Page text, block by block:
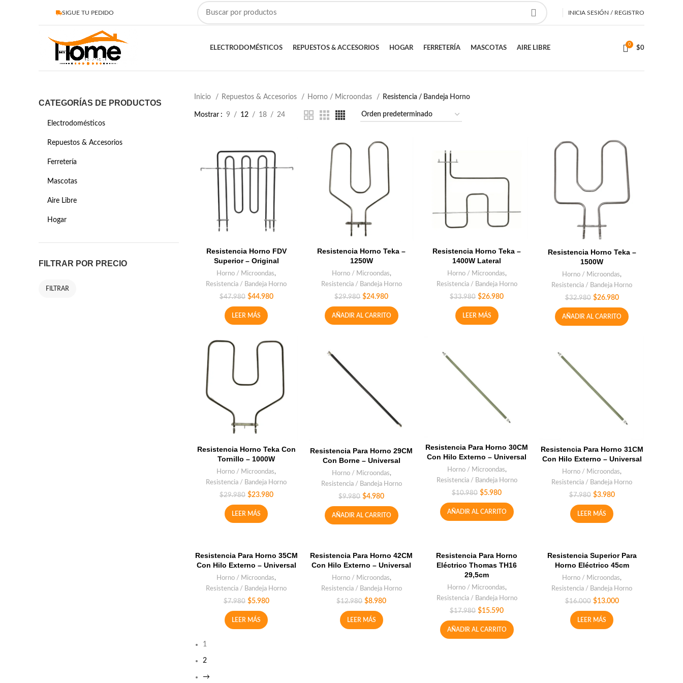
SIGUE TU PEDIDO INICIA SESIÓN / REGISTRO
ELECTRODOMÉSTICOS REPUESTOS & ACCESORIOS HOGAR FERRETERÍA MASCOTAS AIRE LIBRE
0
$0
CATEGORÍAS DE PRODUCTOS
Electrodomésticos
Repuestos & Accesorios
Ferretería
Mascotas
Aire Libre
Hogar
FILTRAR POR PRECIO
FILTRAR
Inicio Repuestos & Accesorios Horno / Microondas Resistencia / Bandeja Horno
Mostrar 9 12 18 24
Resistencia Horno FDV
Superior – Original
Horno / Microondas,
Resistencia / Bandeja Horno
$47.980 $44.980
LEER MÁS
Resistencia Horno Teka –
1250W
Horno / Microondas,
Resistencia / Bandeja Horno
$29.980 $24.980
AÑADIR AL CARRITO
Resistencia Horno Teka –
1400W Lateral
Horno / Microondas,
Resistencia / Bandeja Horno
$33.980 $26.980
LEER MÁS
Resistencia Horno Teka –
1500W
Horno / Microondas,
Resistencia / Bandeja Horno
$32.980 $26.980
AÑADIR AL CARRITO
Resistencia Horno Teka Con
Tornillo – 1000W
Horno / Microondas,
Resistencia / Bandeja Horno
$29.980 $23.980
LEER MÁS
Resistencia Para Horno 29CM
Con Borne – Universal
Horno / Microondas,
Resistencia / Bandeja Horno
$9.980 $4.980
AÑADIR AL CARRITO
Resistencia Para Horno 30CM
Con Hilo Externo – Universal
Horno / Microondas,
Resistencia / Bandeja Horno
$10.980 $5.980
AÑADIR AL CARRITO
Resistencia Para Horno 31CM
Con Hilo Externo – Universal
Horno / Microondas,
Resistencia / Bandeja Horno
$7.980 $3.980
LEER MÁS
Resistencia Para Horno 35CM
Con Hilo Externo – Universal
Horno / Microondas,
Resistencia / Bandeja Horno
$7.980 $5.980
LEER MÁS
Resistencia Para Horno 42CM
Con Hilo Externo – Universal
Horno / Microondas,
Resistencia / Bandeja Horno
$12.980 $8.980
LEER MÁS
Resistencia Para Horno
Eléctrico Thomas TH16
29,5cm
Horno / Microondas,
Resistencia / Bandeja Horno
$17.980 $15.590
AÑADIR AL CARRITO
Resistencia Superior Para
Horno Eléctrico 45cm
Horno / Microondas,
Resistencia / Bandeja Horno
$16.000 $13.000
LEER MÁS
1
2
→